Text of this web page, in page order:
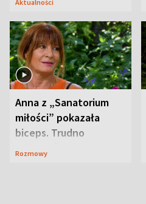
Aktualności
Anna z „Sanatorium
miłości” pokazała
biceps. Trudno
uwierzyć, co przeszła
Rozmowy